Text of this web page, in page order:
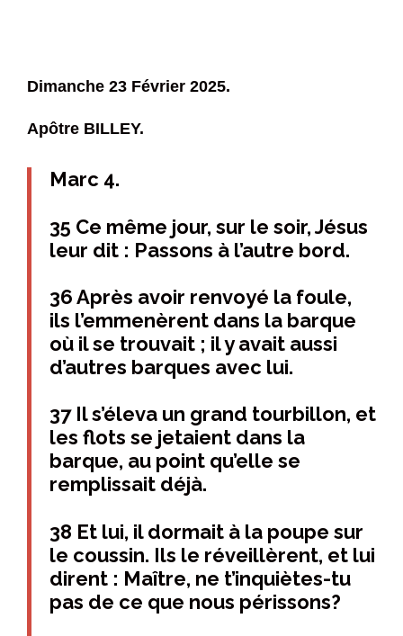
Dimanche 23 Février 2025.
Apôtre BILLEY.
Marc 4.
35 Ce même jour, sur le soir, Jésus
leur dit : Passons à l’autre bord.
36 Après avoir renvoyé la foule,
ils l’emmenèrent dans la barque
où il se trouvait ; il y avait aussi
d’autres barques avec lui.
37 Il s’éleva un grand tourbillon, et
les flots se jetaient dans la
barque, au point qu’elle se
remplissait déjà.
38 Et lui, il dormait à la poupe sur
le coussin. Ils le réveillèrent, et lui
dirent : Maître, ne t’inquiètes-tu
pas de ce que nous périssons?